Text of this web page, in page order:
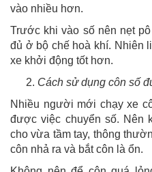
vào nhiều hơn.
Trước khi vào số nên nẹt
đủ ở bộ chế hoà khí. Nhiên
xe khởi động tốt hơn.
Cách sử dụng côn số
Nhiều người mới chạy xe
được việc chuyển số. Nên
cho vừa tầm tay, thông
côn nhả ra và bắt côn là ổn.